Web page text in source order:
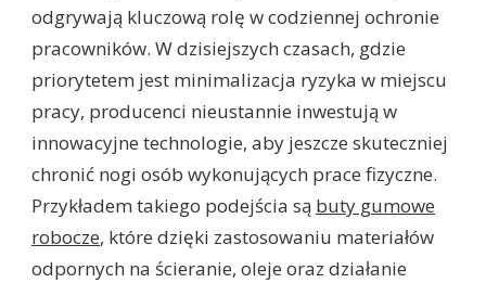
odgrywają kluczową rolę w codziennej ochronie
pracowników. W dzisiejszych czasach, gdzie
priorytetem jest minimalizacja ryzyka w miejscu
pracy, producenci nieustannie inwestują w
innowacyjne technologie, aby jeszcze skuteczniej
chronić nogi osób wykonujących prace fizyczne.
Przykładem takiego podejścia są buty gumowe
robocze, które dzięki zastosowaniu materiałów
odpornych na ścieranie, oleje oraz działanie